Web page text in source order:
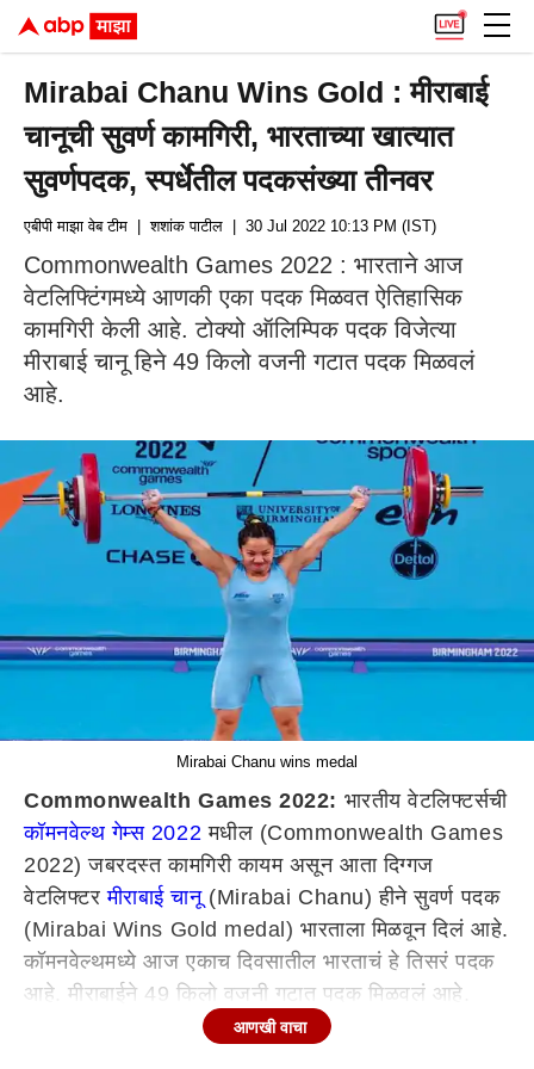
Mirabai Chanu Wins Gold : मीराबाई
चानूची सुवर्ण कामगिरी, भारताच्या खात्यात
सुवर्णपदक, स्पर्धेतील पदकसंख्या तीनवर
एबीपी माझा वेब टीम | शशांक पाटील | 30 Jul 2022 10:13 PM (IST)
Commonwealth Games 2022 : भारताने आज
वेटलिफ्टिंगमध्ये आणकी एका पदक मिळवत ऐतिहासिक
कामगिरी केली आहे. टोक्यो ऑलिम्पिक पदक विजेत्या
मीराबाई चानू हिने 49 किलो वजनी गटात पदक मिळवलं
आहे.
Mirabai Chanu wins medal
Commonwealth Games 2022: भारतीय वेटलिफ्टर्सची
कॉमनवेल्थ गेम्स 2022 मधील (Commonwealth Games
2022) जबरदस्त कामगिरी कायम असून आता दिग्गज
वेटलिफ्टरमीराबाई चानू(Mirabai Chanu) हीने सुवर्ण पदक
(Mirabai Wins Gold medal) भारताला मिळवून दिलं आहे.
कॉमनवेल्थमध्ये आज एकाच दिवसातील भारताचं हे तिसरं पदक
आहे. मीराबाईने 49 किलो वजनी गटात पदक मिळवलं आहे.
एकूण 201 किलोग्राम वजन उचलत मीराबाईनं रेकॉर्डब्रेक
आणखी वाचा